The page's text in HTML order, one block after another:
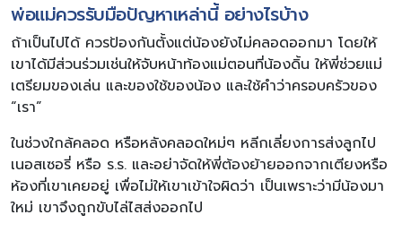
พ่อแม่ควรรับมือปัญหาเหล่านี้ อย่างไรบ้าง
ถ้าเป็นไปได้ ควรป้องกันตั้งแต่น้องยังไม่คลอดออกมา โดยให้
เขาได้มีส่วนร่วมเช่นให้จับหน้าท้องแม่ตอนที่น้องดิ้น ให้พี่ช่วยแม่
เตรียมของเล่น และของใช้ของน้อง และใช้คำว่าครอบครัวของ
“เรา”
ในช่วงใกล้คลอด หรือหลังคลอดใหม่ๆ หลีกเลี่ยงการส่งลูกไป
เนอสเซอรี่ หรือ ร.ร. และอย่าจัดให้พี่ต้องย้ายออกจากเตียงหรือ
ห้องที่เขาเคยอยู่ เพื่อไม่ให้เขาเข้าใจผิดว่า เป็นเพราะว่ามีน้องมา
ใหม่ เขาจึงถูกขับไล่ไสส่งออกไป